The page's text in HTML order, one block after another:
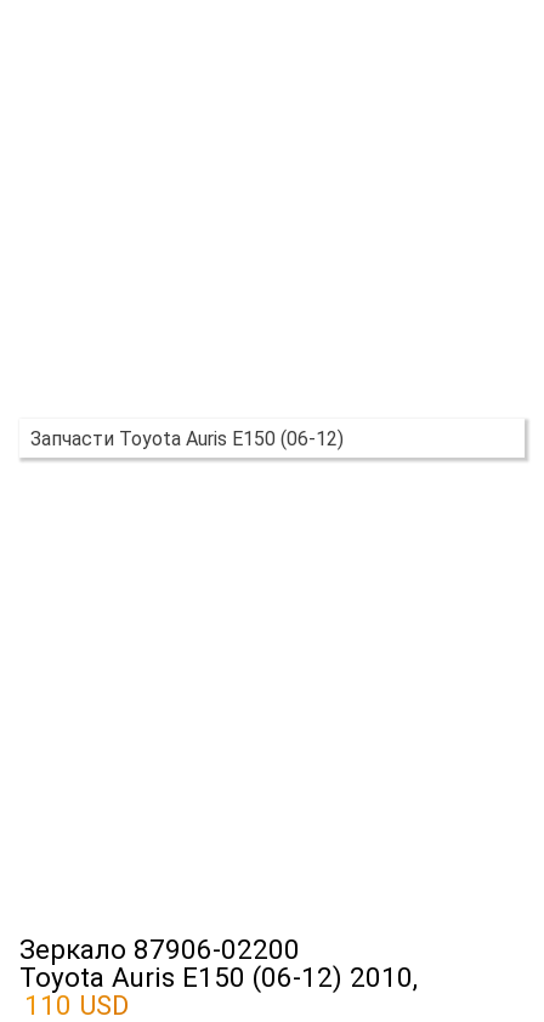
Запчасти Toyota Auris E150 (06-12)
Зеркало 87906-02200
Toyota Auris E150 (06-12) 2010,
110 USD